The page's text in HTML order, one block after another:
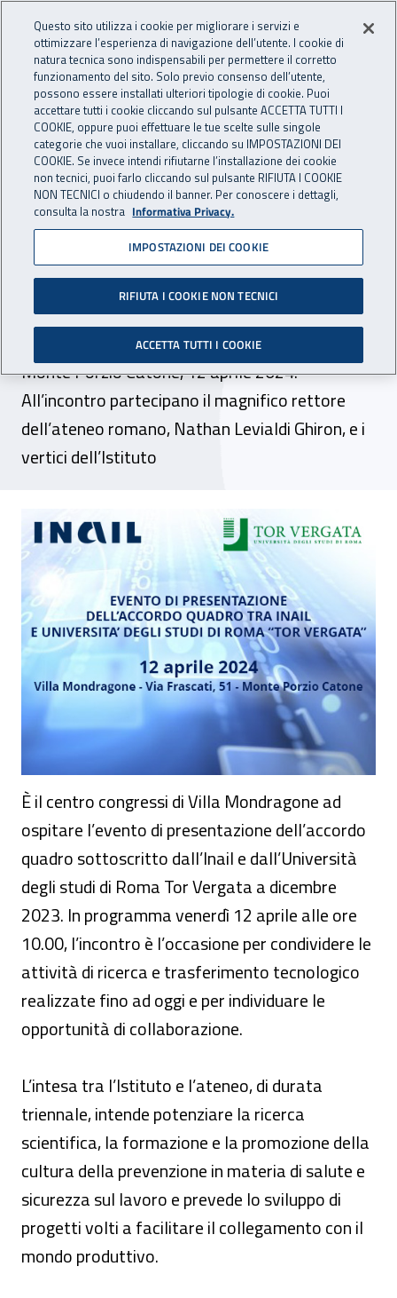
INAIL - Istituto Nazionale
Apri cerca
Navigazione principale
Navigazione - Ti trovi in:
Home Inail comunica Eventi
12 aprile 2024
Evento - Presentazione
dell’accordo quadro tra Inail
e Università di Tor Vergata
Monte Porzio Catone, 12 aprile 2024.
All’incontro partecipano il magnifico rettore
dell’ateneo romano, Nathan Levialdi Ghiron, e i
vertici dell’Istituto
Evento - Presentazione dell’accordo
È il centro congressi di Villa Mondragone ad
ospitare l’evento di presentazione dell’accordo
quadro sottoscritto dall’Inail e dall’Università
degli studi di Roma Tor Vergata a dicembre
2023. In programma venerdì 12 aprile alle ore
10.00, l’incontro è l’occasione per condividere le
attività di ricerca e trasferimento tecnologico
realizzate fino ad oggi e per individuare le
opportunità di collaborazione.
L’intesa tra l’Istituto e l’ateneo, di durata
triennale, intende potenziare la ricerca
scientifica, la formazione e la promozione della
cultura della prevenzione in materia di salute e
sicurezza sul lavoro e prevede lo sviluppo di
progetti volti a facilitare il collegamento con il
mondo produttivo.
Questo sito utilizza i cookie per migliorare i servizi e
ottimizzare l’esperienza di navigazione dell’utente. I cookie di
natura tecnica sono indispensabili per permettere il corretto
funzionamento del sito. Solo previo consenso dell’utente,
possono essere installati ulteriori tipologie di cookie. Puoi
accettare tutti i cookie cliccando sul pulsante ACCETTA TUTTI I
COOKIE, oppure puoi effettuare le tue scelte sulle singole
categorie che vuoi installare, cliccando su IMPOSTAZIONI DEI
COOKIE. Se invece intendi rifiutarne l’installazione dei cookie
non tecnici, puoi farlo cliccando sul pulsante RIFIUTA I COOKIE
NON TECNICI o chiudendo il banner. Per conoscere i dettagli,
consulta la nostra Informativa Privacy.
IMPOSTAZIONI DEI COOKIE
RIFIUTA I COOKIE NON TECNICI
ACCETTA TUTTI I COOKIE